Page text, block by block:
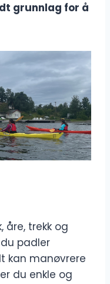
grunnlag for å
åre, trekk og
padler
kan manøvrere
du enkle og